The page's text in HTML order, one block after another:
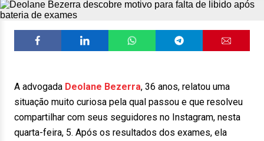
A advogada Deolane Bezerra, 36 anos, relatou uma
situação muito curiosa pela qual passou e que resolveu
compartilhar com seus seguidores no Instagram, nesta
quarta-feira, 5. Após os resultados dos exames, ela